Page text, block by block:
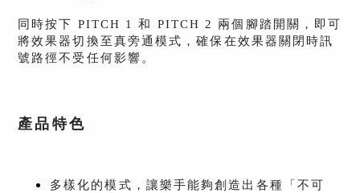
同時按下 PITCH 1 和 PITCH 2 兩個腳踏開關，即可
將效果器切換至真旁通模式，確保在效果器關閉時訊
號路徑不受任何影響。
產品特色
多樣化的模式，讓樂手能夠創造出各種「不可